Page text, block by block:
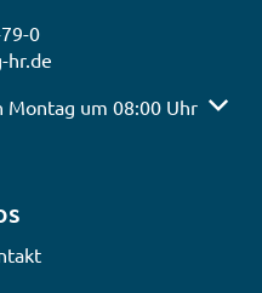
0
hr.de
oder Schließzeiten
um 08:00 Uhr